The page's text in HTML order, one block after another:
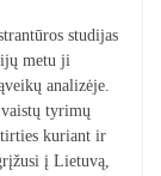
studijas
metu ji
analizėje.
tyrimų
kuriant ir
į Lietuvą,